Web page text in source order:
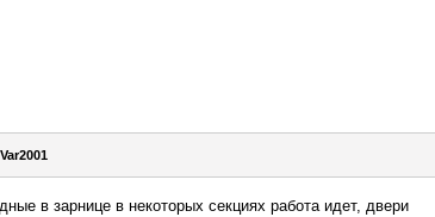
Var2001
в зарнице в некоторых секциях работа идет, двери